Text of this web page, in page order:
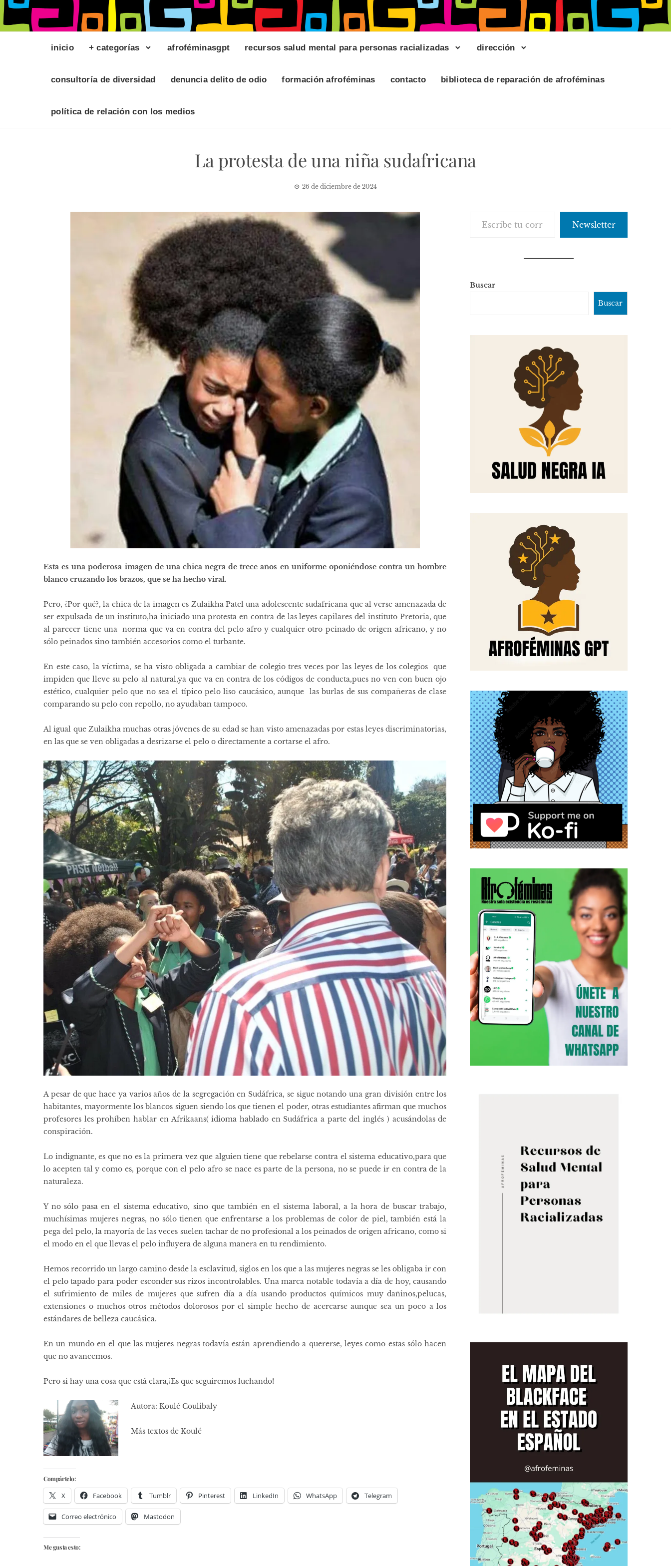
inicio + categorías afroféminasgpt recursos salud mental para personas racializadas dirección
consultoría de diversidad denuncia delito de odio formación afroféminas contacto biblioteca de reparación de afroféminas
política de relación con los medios
La protesta de una niña sudafricana
26 de diciembre de 2024
Esta es una poderosa imagen de una chica negra de trece años en uniforme oponiéndose contra un hombre
blanco cruzando los brazos, que se ha hecho viral.
Pero, ¿Por qué?, la chica de la imagen es Zulaikha Patel una adolescente sudafricana que al verse amenazada de
ser expulsada de un instituto,ha iniciado una protesta en contra de las leyes capilares del instituto Pretoria, que
al parecer tiene una norma que va en contra del pelo afro y cualquier otro peinado de origen africano, y no
sólo peinados sino también accesorios como el turbante.
En este caso, la víctima, se ha visto obligada a cambiar de colegio tres veces por las leyes de los colegios que
impiden que lleve su pelo al natural,ya que va en contra de los códigos de conducta,pues no ven con buen ojo
estético, cualquier pelo que no sea el típico pelo liso caucásico, aunque las burlas de sus compañeras de clase
comparando su pelo con repollo, no ayudaban tampoco.
Al igual que Zulaikha muchas otras jóvenes de su edad se han visto amenazadas por estas leyes discriminatorias,
en las que se ven obligadas a desrizarse el pelo o directamente a cortarse el afro.
A pesar de que hace ya varios años de la segregación en Sudáfrica, se sigue notando una gran división entre los
habitantes, mayormente los blancos siguen siendo los que tienen el poder, otras estudiantes afirman que muchos
profesores les prohíben hablar en Afrikaans( idioma hablado en Sudáfrica a parte del inglés ) acusándolas de
conspiración.
Lo indignante, es que no es la primera vez que alguien tiene que rebelarse contra el sistema educativo,para que
lo acepten tal y como es, porque con el pelo afro se nace es parte de la persona, no se puede ir en contra de la
naturaleza.
Y no sólo pasa en el sistema educativo, sino que también en el sistema laboral, a la hora de buscar trabajo,
muchísimas mujeres negras, no sólo tienen que enfrentarse a los problemas de color de piel, también está la
pega del pelo, la mayoría de las veces suelen tachar de no profesional a los peinados de origen africano, como si
el modo en el que llevas el pelo influyera de alguna manera en tu rendimiento.
Hemos recorrido un largo camino desde la esclavitud, siglos en los que a las mujeres negras se les obligaba ir con
el pelo tapado para poder esconder sus rizos incontrolables. Una marca notable todavía a día de hoy, causando
el sufrimiento de miles de mujeres que sufren día a día usando productos químicos muy dañinos,pelucas,
extensiones o muchos otros métodos dolorosos por el simple hecho de acercarse aunque sea un poco a los
estándares de belleza caucásica.
En un mundo en el que las mujeres negras todavía están aprendiendo a quererse, leyes como estas sólo hacen
que no avancemos.
Pero si hay una cosa que está clara,¡Es que seguiremos luchando!
Autora: Koulé Coulibaly
Más textos de Koulé
Compártelo:
X Facebook Tumblr Pinterest LinkedIn WhatsApp Telegram
Correo electrónico Mastodon
Me gusta esto:
Newsletter
Buscar
Buscar